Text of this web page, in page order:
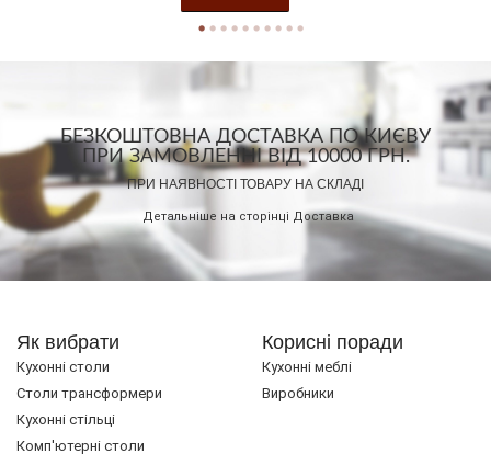
БЕЗКОШТОВНА ДОСТАВКА ПО КИЄВУ
ПРИ ЗАМОВЛЕННІ ВІД 10000 ГРН.
ПРИ НАЯВНОСТІ ТОВАРУ НА СКЛАДІ
Детальніше на сторінці Доставка
Як вибрати
Кухонні столи
Cтоли трансформери
Кухонні стільці
Комп'ютерні столи
Корисні поради
Кухонні меблі
Виробники